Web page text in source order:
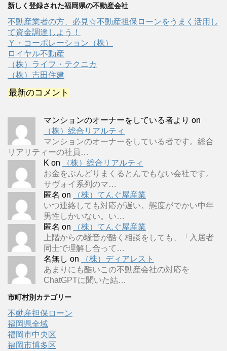
新しく登録された福岡県の不動産会社
不動産業者の方、必見☆不動産担保ローンをうまく活用し
て資金調達しよう！
Ｙ・コーポレーション（株）
ロイヤル不動産
（株）ライフ・テクニカ
（株）吉田住建
最新のコメント
マンションのオーナーをしている者より on
（株）総合リアルティ
マンションのオーナーをしている者です。総合
リアリティーの社員…
K on
（株）総合リアルティ
お金をぶんどりまくるとんでもない会社です。
サヴォイ系列のマ…
匿名 on
（株）てんぐ屋産業
いつ連絡しても対応が遅い。態度がでかい中年
男性しかいない。い…
匿名 on
（株）てんぐ屋産業
上階からの騒音が酷く相談をしても、「入居者
同士で理解し合って…
名無し on
（株）ディアレスト
あまりにも酷いこの不動産会社の対応を
ChatGPTに聞いた結…
市町村別カテゴリー
不動産担保ローン
福岡県全域
福岡市中央区
福岡市博多区